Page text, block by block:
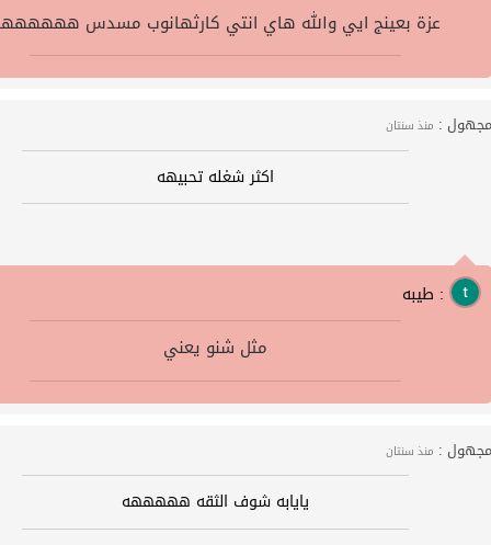
عزة بعينج ايي والله هاي انتي كارثهانوب مسدس
مجهول : منذ سنتان
اكثر شغله تحبيهه
طيبه :
مثل شنو يعني
مجهول : منذ سنتان
يايابه شوف الثقه هههههه